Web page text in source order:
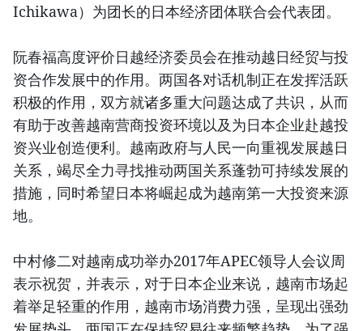
Ichikawa）为团长的日本经济团体联合会代表团。
阮春福高度评价日越经济委员会在推动越日经贸与投
资合作发展中的作用。两国各对话机制正在发挥活跃
积极的作用，双方就诸多重大问题达成了共识，从而
有助于改善越南营商投资环境以及为日本企业赴越投
资兴业创造便利。越南政府与人民一向重视发展越日
关系，竭尽全力寻找推动两国关系蓬勃可持续发展的
措施，同时希望日本将崛起成为越南第一大投资来源
地。
中村修二对越南成功举办2017年APEC领导人会议周
表示祝贺，并表示，对于日本企业来说，越南市场起
着举足轻重的作用，越南市场消费力强，呈现出强劲